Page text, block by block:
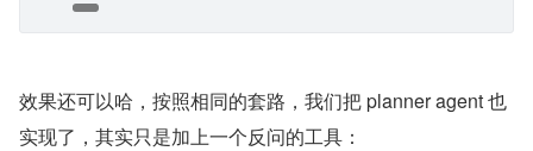
效果还可以哈，按照相同的套路，我们把 planner agent 也
实现了，其实只是加上一个反问的工具：